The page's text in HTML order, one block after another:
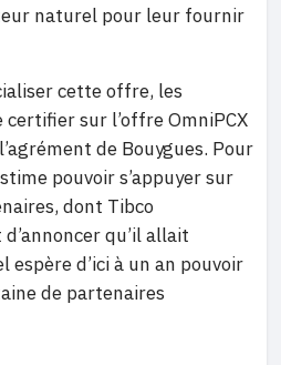
naturel pour leur fournir
cette offre, les
sur l’offre OmniPCX
de Bouygues. Pour
pouvoir s’appuyer sur
dont Tibco
qu’il allait
espère d’ici à un an pouvoir
de partenaires